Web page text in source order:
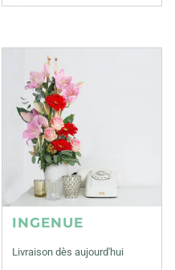
INGENUE
Livraison dès aujourd'hui